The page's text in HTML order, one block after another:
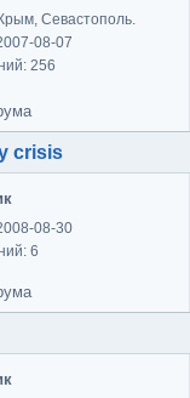
Севастополь.
08-07
256
crisis
08-30
6